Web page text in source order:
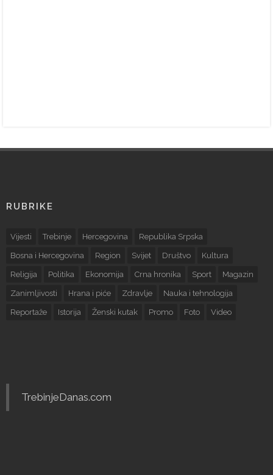
RUBRIKE
Vijesti Trebinje Hercegovina Republika Srpska
Bosna i Hercegovina Region Svijet Društvo Kultura
Religija Politika Ekonomija Crna hronika Sport Magazin
Zanimljivosti Hrana i piće Zdravlje Nauka i tehnologija
Reportaže Istorija Ženski kutak Promo Foto Video
TrebinjeDanas.com